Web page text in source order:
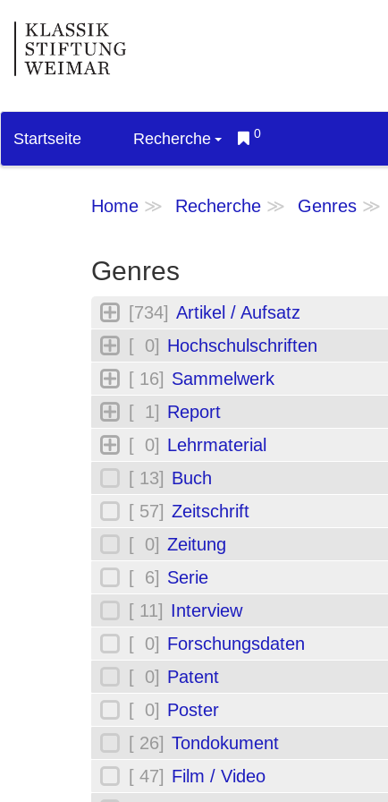
Startseite Recherche 0
Home Recherche Genres
Genres
[734] Artikel / Aufsatz
[ 0] Hochschulschriften
[ 16] Sammelwerk
[ 1] Report
[ 0] Lehrmaterial
[ 13] Buch
[ 57] Zeitschrift
[ 0] Zeitung
[ 6] Serie
[ 11] Interview
[ 0] Forschungsdaten
[ 0] Patent
[ 0] Poster
[ 26] Tondokument
[ 47] Film / Video